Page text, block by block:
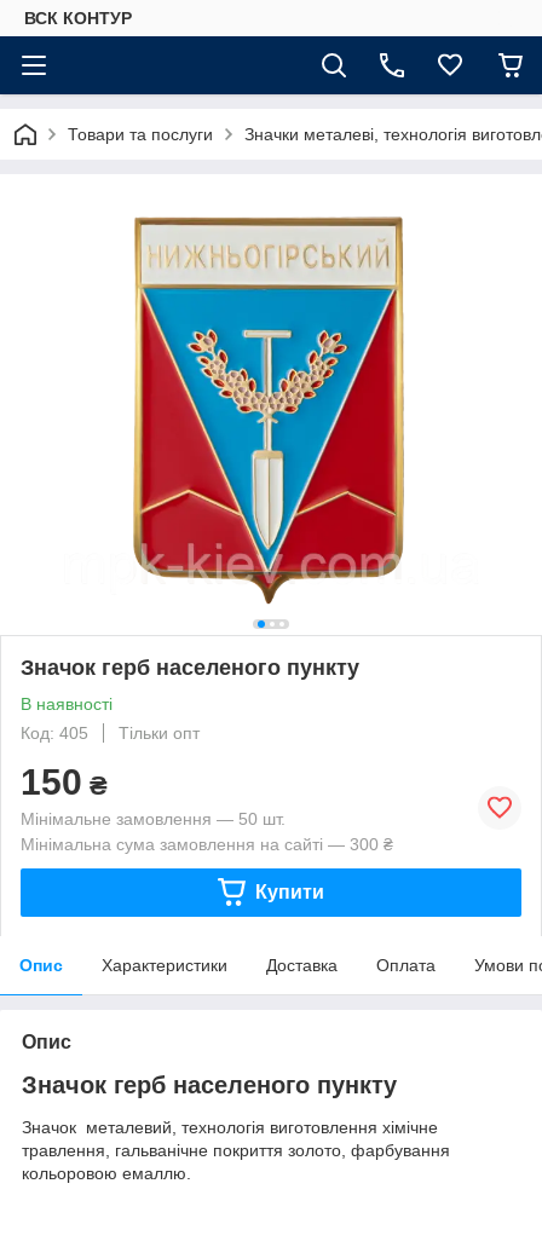
ВСК КОНТУР
Товари та послуги Значки металеві, технологія
Значок герб населеного пункту
В наявності
Код: 405
Тільки опт
150 ₴
Мінімальне замовлення — 50 шт.
Мінімальна сума замовлення на сайті — 300 ₴
Купити
Опис Характеристики Доставка Оплата Умови
Опис
Значок герб населеного пункту
Значок металевий, технологія виготовлення хімічне
травлення, гальванічне покриття золото, фарбування
кольоровою емаллю.